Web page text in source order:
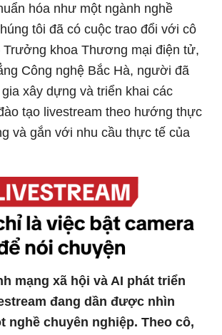
hóa như một ngành nghề
tôi đã có cuộc trao đổi với cô
Trưởng khoa Thương mại điện tử,
Công nghệ Bắc Hà, người đã
xây dựng và triển khai các
tạo livestream theo hướng thực
và gắn với nhu cầu thực tế của
mạng xã hội và AI phát triển
đang dần được nhìn
nghề chuyên nghiệp. Theo cô,